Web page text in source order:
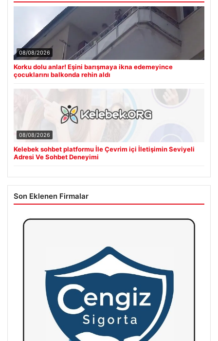
08/08/2026
Korku dolu anlar! Eşini barışmaya ikna edemeyince
çocuklarını balkonda rehin aldı
08/08/2026
Kelebek sohbet platformu İle Çevrim içi İletişimin Seviyeli
Adresi Ve Sohbet Deneyimi
Son Eklenen Firmalar